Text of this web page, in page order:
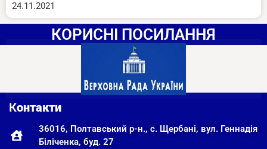
24.11.2021
КОРИСНІ ПОСИЛАННЯ
Контакти
36016, Полтавський р-н., с. Щербані, вул. Геннадія
Біліченка, буд. 27